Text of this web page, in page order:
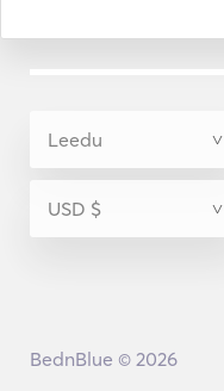
Atsakymas
Tian and his family
BednBlue © 2026